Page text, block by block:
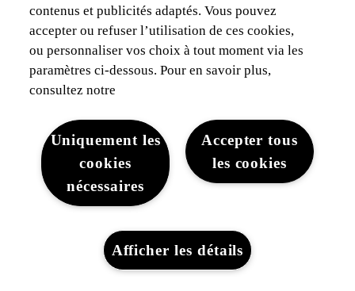
contenus et publicités adaptés. Vous pouvez
accepter ou refuser l’utilisation de ces cookies,
ou personnaliser vos choix à tout moment via les
paramètres ci-dessous. Pour en savoir plus,
consultez notre
Accepter tous
les cookies
Uniquement les
cookies
nécessaires
Afficher les détails